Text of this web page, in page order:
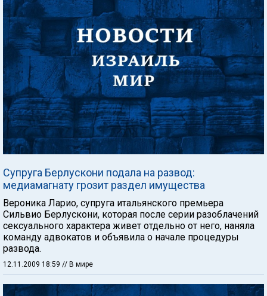
Супруга Берлускони подала на развод:
медиамагнату грозит раздел имущества
Вероника Ларио, супруга итальянского премьера
Сильвио Берлускони, которая после серии разоблачений
сексуального характера живет отдельно от него, наняла
команду адвокатов и объявила о начале процедуры
развода.
12.11.2009 18:59 // В мире